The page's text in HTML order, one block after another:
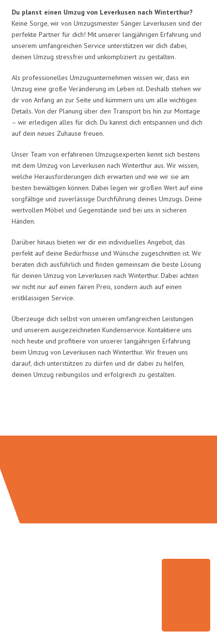
Du planst einen Umzug von Leverkusen nach Winterthur?
Keine Sorge, wir von Umzugsmeister Sänger Leverkusen sind der
perfekte Partner für dich! Mit unserer langjährigen Erfahrung und
unserem umfangreichen Service unterstützen wir dich dabei,
deinen Umzug stressfrei und unkompliziert zu gestalten.
Als professionelles Umzugsunternehmen wissen wir, dass ein
Umzug eine große Veränderung im Leben ist. Deshalb stehen wir
dir von Anfang an zur Seite und kümmern uns um alle wichtigen
Details. Von der Planung über den Transport bis hin zur Montage
– wir erledigen alles für dich. Du kannst dich entspannen und dich
auf dein neues Zuhause freuen.
Unser Team von erfahrenen Umzugsexperten kennt sich bestens
mit dem Umzug von Leverkusen nach Winterthur aus. Wir wissen,
welche Herausforderungen dich erwarten und wie wir sie am
besten bewältigen können. Dabei legen wir großen Wert auf eine
sorgfältige und zuverlässige Durchführung deines Umzugs. Deine
wertvollen Möbel und Gegenstände sind bei uns in sicheren
Händen.
Darüber hinaus bieten wir dir ein individuelles Angebot, das
perfekt auf deine Bedürfnisse und Wünsche zugeschnitten ist. Wir
beraten dich ausführlich und finden gemeinsam die beste Lösung
für deinen Umzug von Leverkusen nach Winterthur. Dabei achten
wir nicht nur auf einen fairen Preis, sondern auch auf einen
erstklassigen Service.
Überzeuge dich selbst von unseren umfangreichen Leistungen
und unserem ausgezeichneten Kundenservice. Kontaktiere uns
noch heute und profitiere von unserer langjährigen Erfahrung
beim Umzug von Leverkusen nach Winterthur. Wir freuen uns
darauf, dich unterstützen zu dürfen und dir dabei zu helfen,
deinen Umzug reibungslos und erfolgreich zu gestalten.